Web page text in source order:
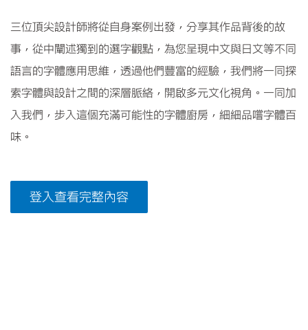
三位頂尖設計師將從自身案例出發，分享其作品背後的故
事，從中闡述獨到的選字觀點，為您呈現中文與日文等不同
語言的字體應用思維，透過他們豐富的經驗，我們將一同探
索字體與設計之間的深層脈絡，開啟多元文化視角。一同加
入我們，步入這個充滿可能性的字體廚房，細細品嚐字體百
味。